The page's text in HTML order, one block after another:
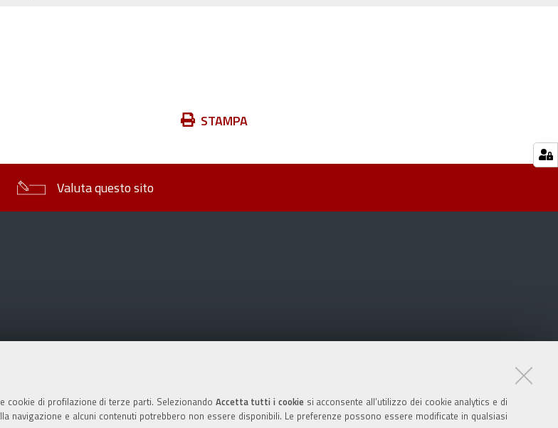
cookie di profilazione di terze parti. Selezionando Accetta tutti i cookiesi acconsente all’utilizzo dei cookie analytics e di
navigazione e alcuni contenuti potrebbero non essere disponibili. Le preferenze possono essere modificate in qualsiasi
Azioni STAMPA
Valuta questo sito